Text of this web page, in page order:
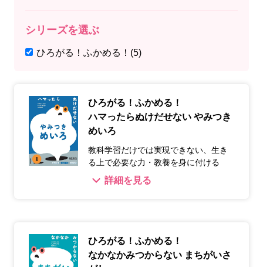
シリーズを選ぶ
ひろがる！ふかめる！ (5)
ひろがる！ふかめる！
ハマったらぬけだせない やみつき
めいろ
教科学習だけでは実現できない、生き
る上で必要な力・教養を身に付ける
詳細を見る
ひろがる！ふかめる！
なかなかみつからない まちがいさ